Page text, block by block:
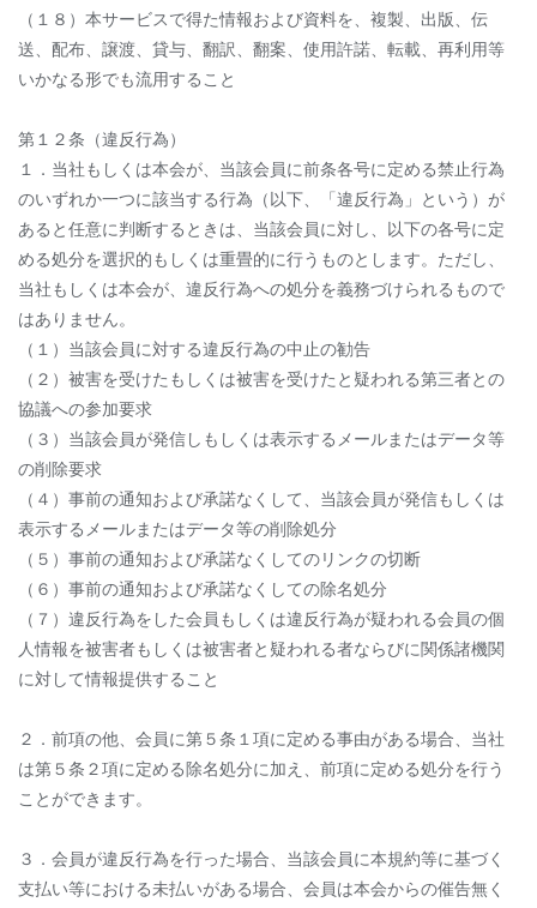
（１８）本サービスで得た情報および資料を、複製、出版、伝
送、配布、譲渡、貸与、翻訳、翻案、使用許諾、転載、再利用等
いかなる形でも流用すること
第１２条（違反行為）
１．当社もしくは本会が、当該会員に前条各号に定める禁止行為
のいずれか一つに該当する行為（以下、「違反行為」という）が
あると任意に判断するときは、当該会員に対し、以下の各号に定
める処分を選択的もしくは重畳的に行うものとします。ただし、
当社もしくは本会が、違反行為への処分を義務づけられるもので
はありません。
（１）当該会員に対する違反行為の中止の勧告
（２）被害を受けたもしくは被害を受けたと疑われる第三者との
協議への参加要求
（３）当該会員が発信しもしくは表示するメールまたはデータ等
の削除要求
（４）事前の通知および承諾なくして、当該会員が発信もしくは
表示するメールまたはデータ等の削除処分
（５）事前の通知および承諾なくしてのリンクの切断
（６）事前の通知および承諾なくしての除名処分
（７）違反行為をした会員もしくは違反行為が疑われる会員の個
人情報を被害者もしくは被害者と疑われる者ならびに関係諸機関
に対して情報提供すること
２．前項の他、会員に第５条１項に定める事由がある場合、当社
は第５条２項に定める除名処分に加え、前項に定める処分を行う
ことができます。
３．会員が違反行為を行った場合、当該会員に本規約等に基づく
支払い等における未払いがある場合、会員は本会からの催告無く